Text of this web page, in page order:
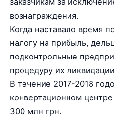
заказчикам за
вознаграждения.
Когда наставало время
налогу на прибыль,
подконтрольные
процедуру их
В течение 2017-2018
конвертационном
300 млн грн.